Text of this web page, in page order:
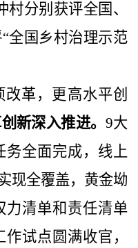
分别获评全国、
全国乡村治理示范
改革，更高水平创
新深入推进。 9大
务全面完成，线上
现全覆盖，黄金坳
力清单和责任清单
试点圆满收官，